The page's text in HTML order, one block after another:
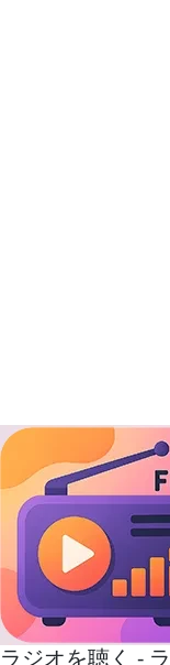
ラジオを聴く -